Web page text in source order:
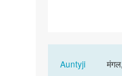
AuntyjiIn